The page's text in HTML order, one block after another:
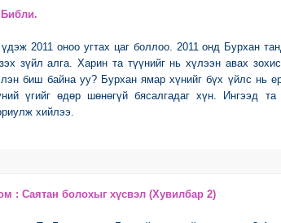
2011 оноо угтах цаг боллоо. 2011 онд Бурхан
зүйл алга. Харин та түүнийг нь хүлээн авах
биш байна уу? Бурхан ямар хүнийг бүх үйлс нь
үгийг өдөр шөнөгүй бясалгадаг хүн. Ингээд
хийлээ.
: Саятан болохыг хүсвэл (Хувилбар 2)